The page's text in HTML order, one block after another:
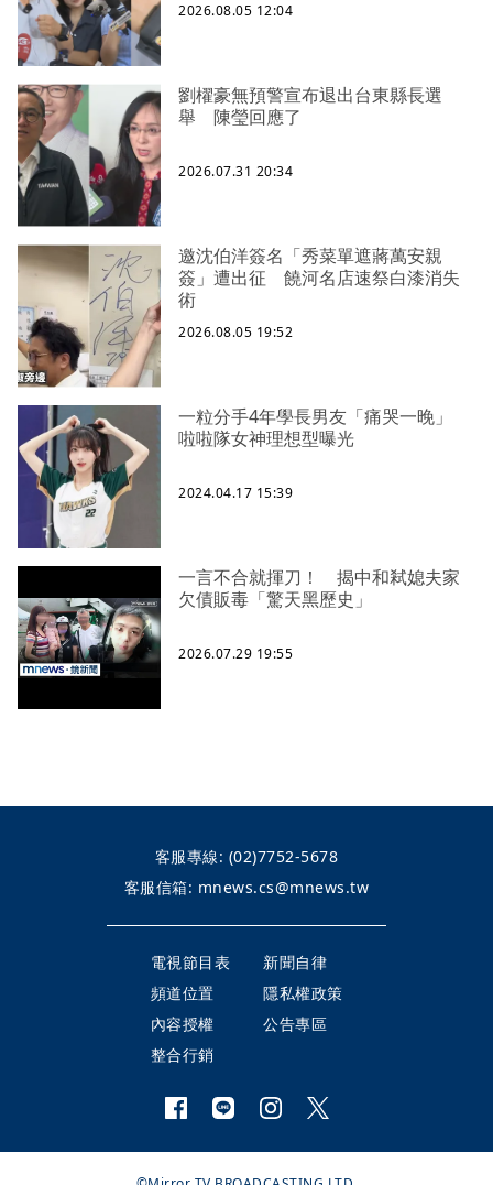
2026.08.05 12:04
劉櫂豪無預警宣布退出台東縣長選
舉 陳瑩回應了
2026.07.31 20:34
邀沈伯洋簽名「秀菜單遮蔣萬安親
簽」遭出征 饒河名店速祭白漆消失
術
2026.08.05 19:52
一粒分手4年學長男友「痛哭一晚」
啦啦隊女神理想型曝光
2024.04.17 15:39
一言不合就揮刀！ 揭中和弒媳夫家
欠債販毒「驚天黑歷史」
2026.07.29 19:55
客服專線: (02)7752-5678
客服信箱: mnews.cs@mnews.tw
電視節目表
新聞自律
頻道位置
隱私權政策
內容授權
公告專區
整合行銷